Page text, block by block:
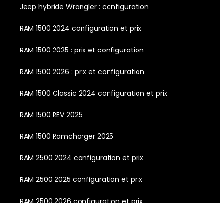
Jeep hybride Wrangler : configuration
RAM 1500 2024 configuration et prix
RAM 1500 2025 : prix et configuration
RAM 1500 2026 : prix et configuration
RAM 1500 Classic 2024 configuration et prix
RAM 1500 REV 2025
RAM 1500 Ramcharger 2025
RAM 2500 2024 configuration et prix
RAM 2500 2025 configuration et prix